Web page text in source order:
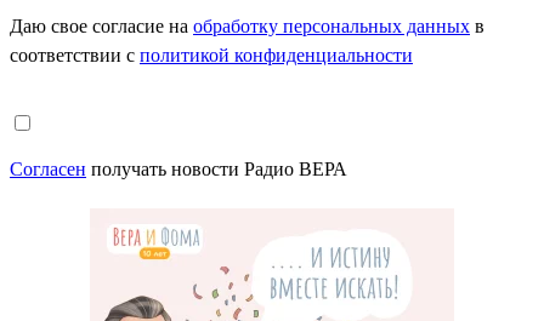
Даю свое согласие на обработку персональных данных в
соответствии с политикой конфиденциальности
Согласен получать новости Радио ВЕРА